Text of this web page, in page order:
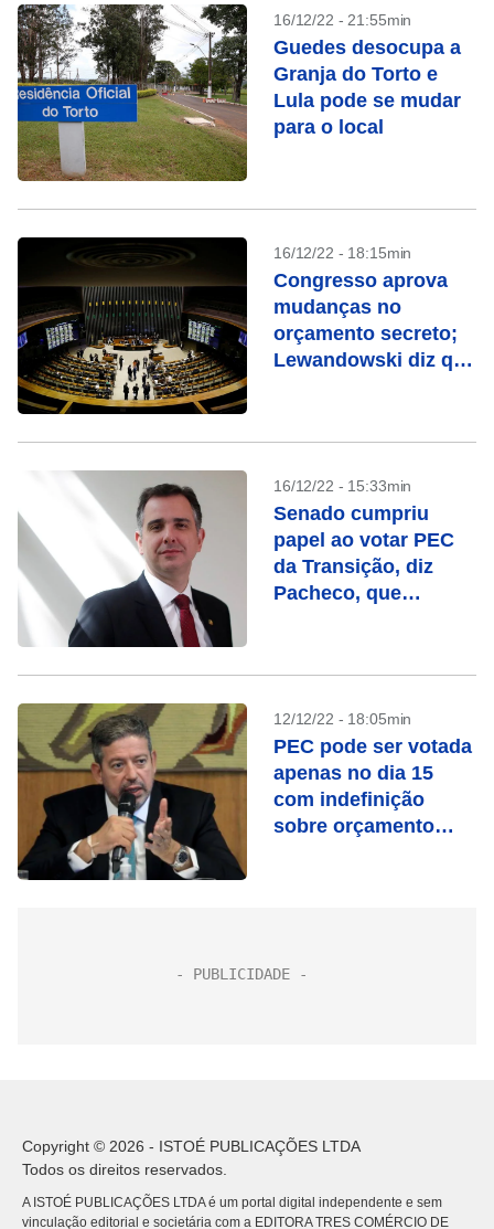
16/12/22 - 21:55min
Guedes desocupa a
Granja do Torto e
Lula pode se mudar
para o local
16/12/22 - 18:15min
Congresso aprova
mudanças no
orçamento secreto;
Lewandowski diz que
STF
16/12/22 - 15:33min
Senado cumpriu
papel ao votar PEC
da Transição, diz
Pacheco, que
Câmara
12/12/22 - 18:05min
PEC pode ser votada
apenas no dia 15
com indefinição
sobre orçamento
Copyright © 2026 - ISTOÉ PUBLICAÇÕES LTDA
Todos os direitos reservados.
A ISTOÉ PUBLICAÇÕES LTDA é um portal digital independente e sem
vinculação editorial e societária com a EDITORA TRES COMÉRCIO DE